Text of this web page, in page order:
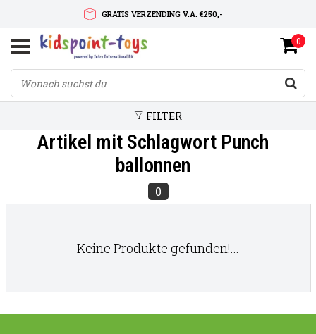
GRATIS VERZENDING V.A. €250,-
SNELLE LEVERTIJD
SERVICE OP MAAT
0
FILTER
Artikel mit Schlagwort Punch
ballonnen
0
Keine Produkte gefunden!...